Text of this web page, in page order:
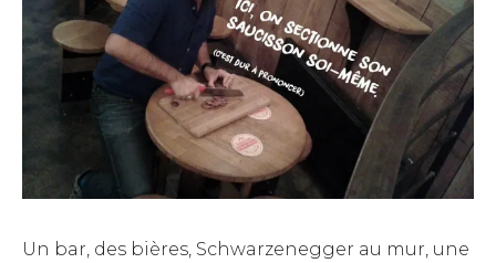
Un bar, des bières, Schwarzenegger au mur, une